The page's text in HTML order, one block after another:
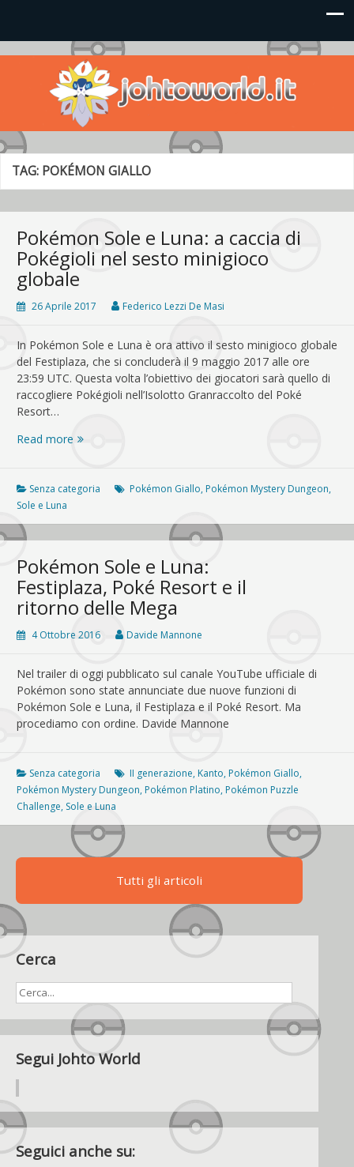
Johto World
Le novità più frizzanti dall'universo Pokémon e Nintendo
TAG: POKÉMON GIALLO
Pokémon Sole e Luna: a caccia di
Pokégioli nel sesto minigioco
globale
26 Aprile 2017 Federico Lezzi De Masi
In Pokémon Sole e Luna è ora attivo il sesto minigioco globale
del Festiplaza, che si concluderà il 9 maggio 2017 alle ore
23:59 UTC. Questa volta l’obiettivo dei giocatori sarà quello di
raccogliere Pokégioli nell’Isolotto Granraccolto del Poké
Resort…
Read more Pokémon
Luna:
caccia
di
nel
sesto
minigioco
Senza categoria Pokémon Giallo, Pokémon Mystery Dungeon,
Sole e Luna
Pokémon Sole e Luna:
Festiplaza, Poké Resort e il
ritorno delle Mega
4 Ottobre 2016 Davide Mannone
Nel trailer di oggi pubblicato sul canale YouTube ufficiale di
Pokémon sono state annunciate due nuove funzioni di
Pokémon Sole e Luna, il Festiplaza e il Poké Resort. Ma
procediamo con ordine. Davide Mannone
Senza categoria II generazione, Kanto, Pokémon Giallo,
Pokémon Mystery Dungeon, Pokémon Platino, Pokémon Puzzle
Challenge, Sole e Luna
Tutti gli articoli
Cerca
Segui Johto World
Seguici anche su: